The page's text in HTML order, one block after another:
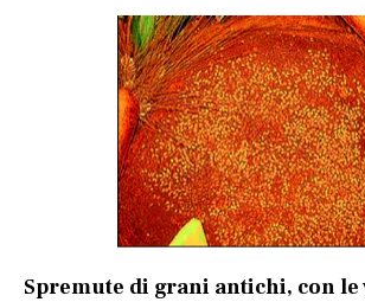
Spremute di grani antichi, con le